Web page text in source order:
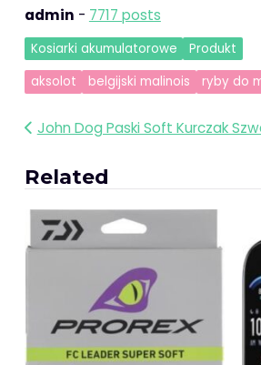
admin - 7717 posts
Kosiarki akumulatorowe
Produkt
aksolot
belgijski malinois ryby do
Nawigacja
John Dog Paski Soft Kurczak
Related